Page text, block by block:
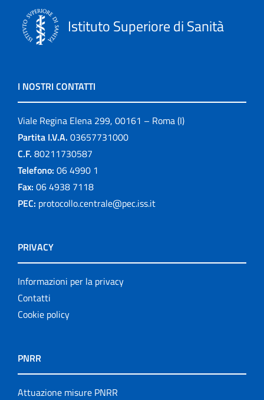
Istituto Superiore di Sanità
I NOSTRI CONTATTI
Viale Regina Elena 299, 00161 – Roma (I)
Partita I.V.A. 03657731000
C.F. 80211730587
Telefono: 06 4990 1
Fax: 06 4938 7118
PEC: protocollo.centrale@pec.iss.it
PRIVACY
Informazioni per la privacy
Contatti
Cookie policy
PNRR
Attuazione misure PNRR